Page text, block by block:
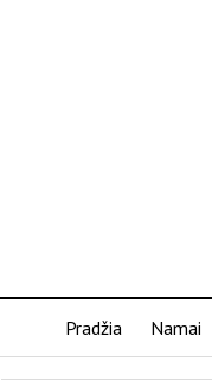
Pradžia Namai